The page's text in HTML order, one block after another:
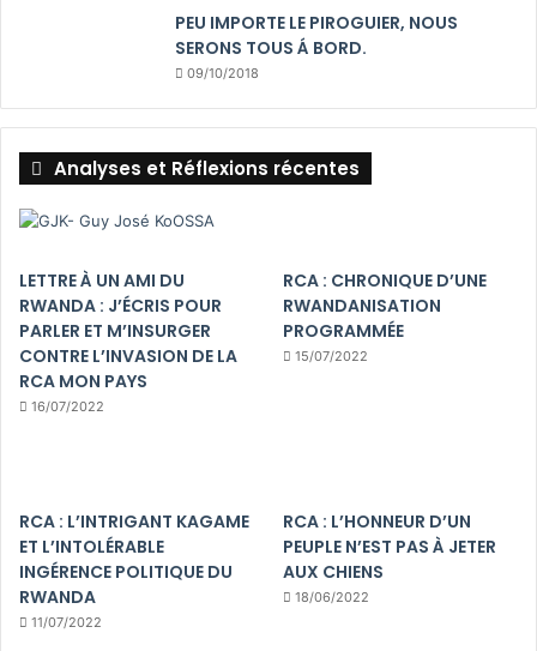
PEU IMPORTE LE PIROGUIER, NOUS
SERONS TOUS Á BORD.
09/10/2018
Analyses et Réflexions récentes
LETTRE À UN AMI DU
RWANDA : J’ÉCRIS POUR
PARLER ET M’INSURGER
CONTRE L’INVASION DE LA
RCA MON PAYS
16/07/2022
RCA : CHRONIQUE D’UNE
RWANDANISATION
PROGRAMMÉE
15/07/2022
RCA : L’INTRIGANT KAGAME
ET L’INTOLÉRABLE
INGÉRENCE POLITIQUE DU
RWANDA
11/07/2022
RCA : L’HONNEUR D’UN
PEUPLE N’EST PAS À JETER
AUX CHIENS
18/06/2022